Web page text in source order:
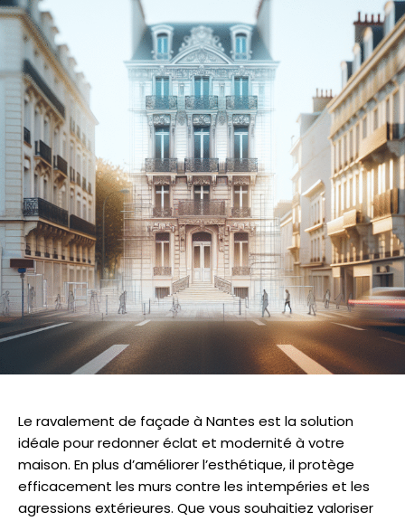
Le ravalement de façade à Nantes est la solution
idéale pour redonner éclat et modernité à votre
maison. En plus d’améliorer l’esthétique, il protège
efficacement les murs contre les intempéries et les
agressions extérieures. Que vous souhaitiez valoriser